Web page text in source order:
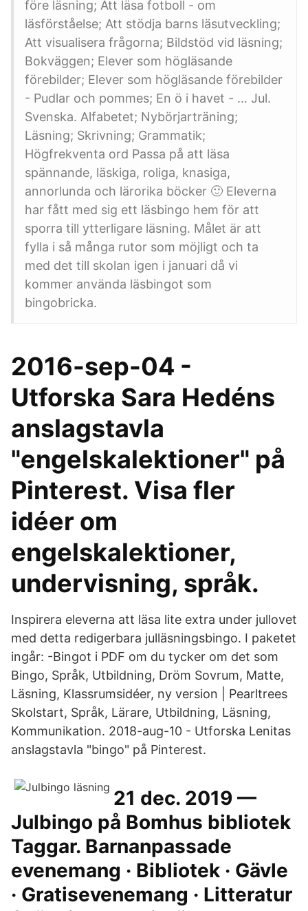
före läsning; Att läsa fotboll - om
läsförståelse; Att stödja barns läsutveckling;
Att visualisera frågorna; Bildstöd vid läsning;
Bokväggen; Elever som högläsande
förebilder; Elever som högläsande förebilder
- Pudlar och pommes; En ö i havet - … Jul.
Svenska. Alfabetet; Nybörjarträning;
Läsning; Skrivning; Grammatik;
Högfrekventa ord Passa på att läsa
spännande, läskiga, roliga, knasiga,
annorlunda och lärorika böcker 🙂 Eleverna
har fått med sig ett läsbingo hem för att
sporra till ytterligare läsning. Målet är att
fylla i så många rutor som möjligt och ta
med det till skolan igen i januari då vi
kommer använda läsbingot som
bingobricka.
2016-sep-04 -
Utforska Sara Hedéns
anslagstavla
"engelskalektioner" på
Pinterest. Visa fler
idéer om
engelskalektioner,
undervisning, språk.
Inspirera eleverna att läsa lite extra under jullovet
med detta redigerbara julläsningsbingo. I paketet
ingår: -Bingot i PDF om du tycker om det som
Bingo, Språk, Utbildning, Dröm Sovrum, Matte,
Läsning, Klassrumsidéer, ny version | Pearltrees
Skolstart, Språk, Lärare, Utbildning, Läsning,
Kommunikation​. 2018-aug-10 - Utforska Lenitas
anslagstavla "bingo" på Pinterest.
21 dec. 2019 —
Julbingo på Bomhus bibliotek
Taggar. Barnanpassade
evenemang · Bibliotek · Gävle
· Gratisevenemang · Litteratur